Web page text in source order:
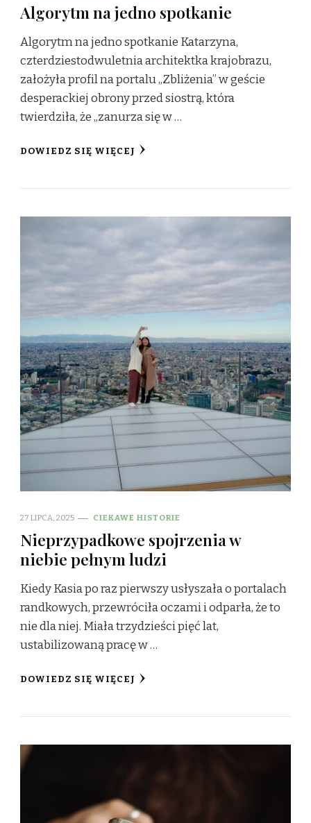
Algorytm na jedno spotkanie
Algorytm na jedno spotkanie Katarzyna,
czterdziestodwuletnia architektka krajobrazu,
założyła profil na portalu „Zbliżenia” w geście
desperackiej obrony przed siostrą, która
twierdziła, że „zanurza się w …
DOWIEDZ SIĘ WIĘCEJ
27 LIPCA, 2025 CIEKAWE HISTORIE
Nieprzypadkowe spojrzenia w
niebie pełnym ludzi
Kiedy Kasia po raz pierwszy usłyszała o portalach
randkowych, przewróciła oczami i odparła, że to
nie dla niej. Miała trzydzieści pięć lat,
ustabilizowaną pracę w …
DOWIEDZ SIĘ WIĘCEJ